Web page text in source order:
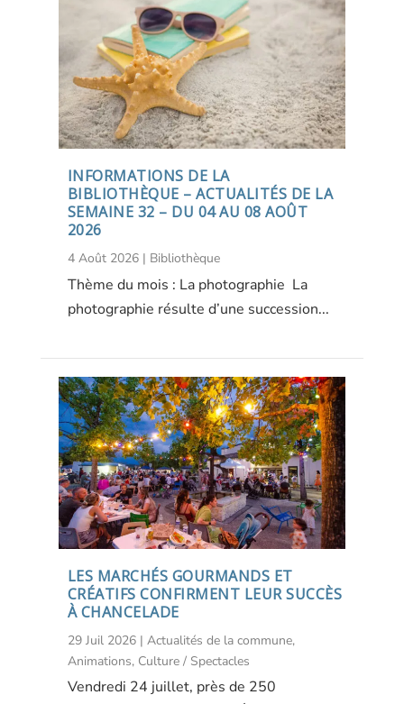
INFORMATIONS DE LA
BIBLIOTHÈQUE – ACTUALITÉS DE LA
SEMAINE 32 – DU 04 AU 08 AOÛT
2026
4 Août 2026| Bibliothèque
Thème du mois : La photographie La
photographie résulte d’une succession...
LES MARCHÉS GOURMANDS ET
CRÉATIFS CONFIRMENT LEUR SUCCÈS
À CHANCELADE
29 Juil 2026| Actualités de la commune,
Animations, Culture / Spectacles
Vendredi 24 juillet, près de 250